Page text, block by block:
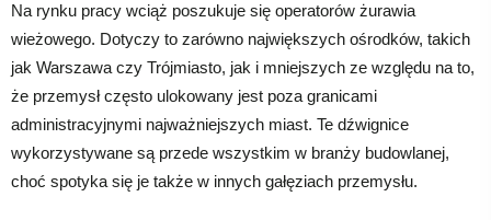
Na rynku pracy wciąż poszukuje się operatorów żurawia
wieżowego. Dotyczy to zarówno największych ośrodków, takich
jak Warszawa czy Trójmiasto, jak i mniejszych ze względu na to,
że przemysł często ulokowany jest poza granicami
administracyjnymi najważniejszych miast. Te dźwignice
wykorzystywane są przede wszystkim w branży budowlanej,
choć spotyka się je także w innych gałęziach przemysłu.